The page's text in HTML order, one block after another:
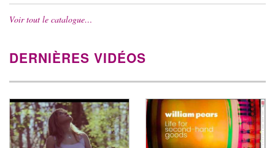
Voir tout le catalogue…
DERNIÈRES VIDÉOS